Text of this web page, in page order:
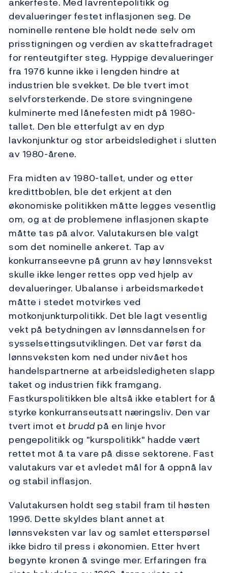
devalueringer festet inflasjonen seg. De
nominelle rentene ble holdt nede selv om
prisstigningen og verdien av skattefradraget
for renteutgifter steg. Hyppige devalueringer
fra 1976 kunne ikke i lengden hindre at
industrien ble svekket. De ble tvert imot
selvforsterkende. De store svingningene
kulminerte med lånefesten midt på 1980-
tallet. Den ble etterfulgt av en dyp
lavkonjunktur og stor arbeidsledighet i slutten
av 1980-årene.
Fra midten av 1980-tallet, under og etter
kredittboblen, ble det erkjent at den
økonomiske politikken måtte legges vesentlig
om, og at de problemene inflasjonen skapte
måtte tas på alvor. Valutakursen ble valgt
som det nominelle ankeret. Tap av
konkurranseevne på grunn av høy lønnsvekst
skulle ikke lenger rettes opp ved hjelp av
devalueringer. Ubalanse i arbeidsmarkedet
måtte i stedet motvirkes ved
motkonjunkturpolitikk. Det ble lagt vesentlig
vekt på betydningen av lønnsdannelsen for
sysselsettingsutviklingen. Det var først da
lønnsveksten kom ned under nivået hos
handelspartnerne at arbeidsledigheten slapp
taket og industrien fikk framgang.
Fastkurspolitikken ble altså ikke etablert for å
styrke konkurranseutsatt næringsliv. Den var
tvert imot et brudd på en linje hvor
pengepolitikk og "kurspolitikk" hadde vært
rettet mot å ta vare på disse sektorene. Fast
valutakurs var et avledet mål for å oppnå lav
og stabil inflasjon.
Valutakursen holdt seg stabil fram til høsten
1996. Dette skyldes blant annet at
lønnsveksten var lav og samlet etterspørsel
ikke bidro til press i økonomien. Etter hvert
begynte kronen å svinge mer. Erfaringen fra